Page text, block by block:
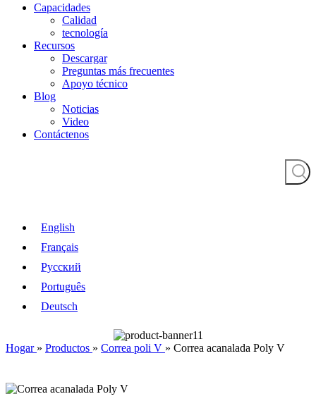
Capacidades
Calidad
tecnología
Recursos
Descargar
Preguntas más frecuentes
Apoyo técnico
Blog
Noticias
Video
Contáctenos
English
Français
Pусский
Português
Deutsch
Hogar » Productos » Correa poli V » Correa acanalada Poly V